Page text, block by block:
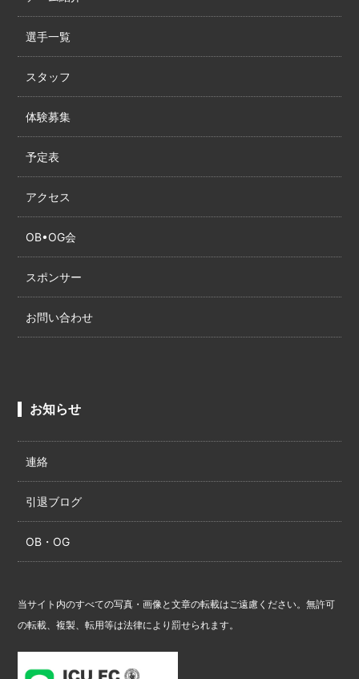
選手一覧
スタッフ
体験募集
予定表
アクセス
OB•OG会
スポンサー
お問い合わせ
お知らせ
連絡
引退ブログ
OB・OG
当サイト内のすべての写真・画像と文章の転載はご遠慮ください。無許可
の転載、複製、転用等は法律により罰せられます。